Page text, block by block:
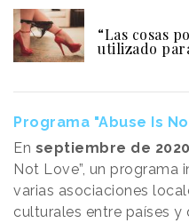
“Las cosas
utilizado
Programa "Abuse Is
En septiembre de 2020
Not Love”, un
varias asociaciones
culturales entre países y